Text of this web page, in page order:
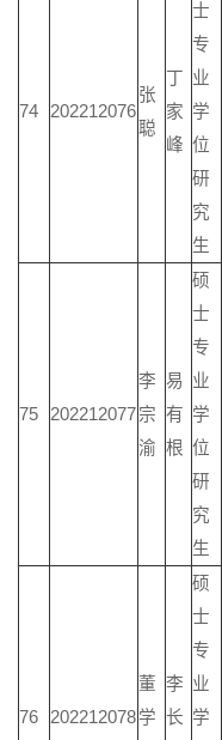
74 202212076
张
聪
丁
家
峰
士
专
业
学
位
研
究
生
75 202212077
李
宗
渝
易
有
根
硕
士
专
业
学
位
研
究
生
76 202212078
董
学
李
长
硕
士
专
业
学